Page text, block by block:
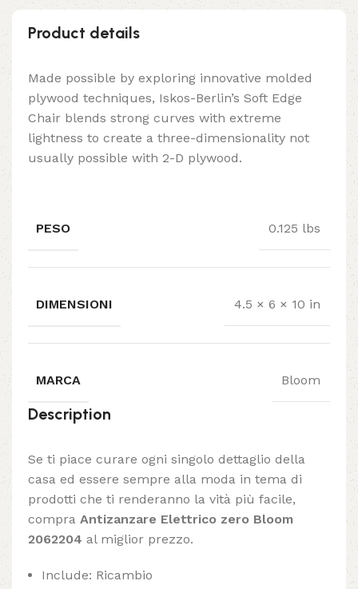
Product details
Made possible by exploring innovative molded
plywood techniques, Iskos-Berlin’s Soft Edge
Chair blends strong curves with extreme
lightness to create a three-dimensionality not
usually possible with 2-D plywood.
PESO 0.125 lbs
DIMENSIONI 4.5 × 6 × 10 in
MARCA Bloom
Description
Se ti piace curare ogni singolo dettaglio della
casa ed essere sempre alla moda in tema di
prodotti che ti renderanno la vità più facile,
compra Antizanzare Elettrico zero Bloom
2062204 al miglior prezzo.
Include: Ricambio